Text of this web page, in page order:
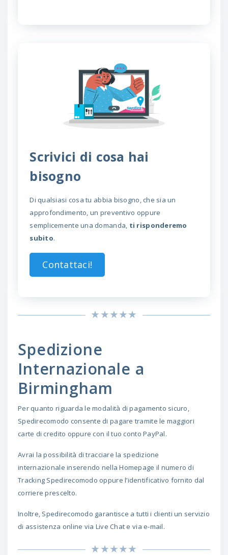
Scrivici di cosa hai
bisogno
Di qualsiasi cosa tu abbia bisogno, che sia un
approfondimento, un preventivo oppure
semplicemente una domanda, ti risponderemo
subito.
Contattaci!
Spedizione
Internazionale a
Birmingham
Per quanto riguarda le modalità di pagamento sicuro,
Spedirecomodo consente di pagare tramite le maggiori
carte di credito oppure con il tuo conto PayPal.
Avrai la possibilità di tracciare la spedizione
internazionale inserendo nella Homepage il numero di
Tracking Spedirecomodo oppure l’identificativo fornito dal
corriere prescelto.
Inoltre, Spedirecomodo garantisce a tutti i clienti un servizio
di assistenza online via Live Chat e via e-mail.